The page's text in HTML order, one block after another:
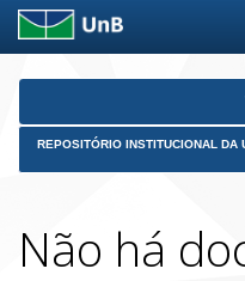
Skip
REPOSITÓRIO INSTITUCIONAL DA
Não há